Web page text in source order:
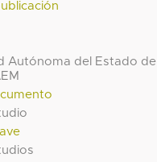
Autónoma del Estado de